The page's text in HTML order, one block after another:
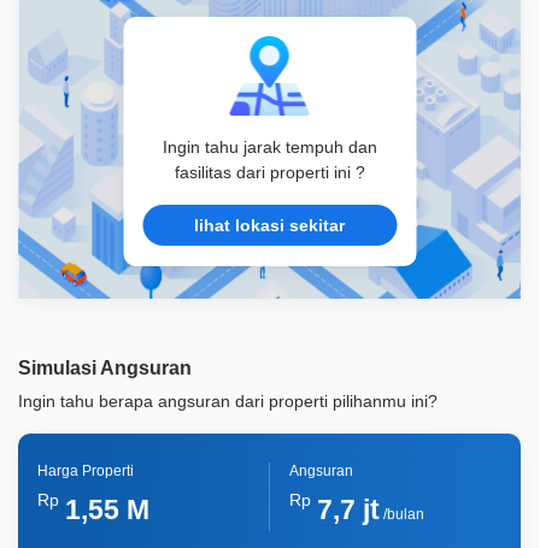
Ingin tahu jarak tempuh dan
fasilitas dari properti ini ?
lihat lokasi sekitar
Simulasi Angsuran
Ingin tahu berapa angsuran dari properti pilihanmu ini?
Harga Properti
Rp 1,55 M
Angsuran
Rp 7,7 jt/bulan